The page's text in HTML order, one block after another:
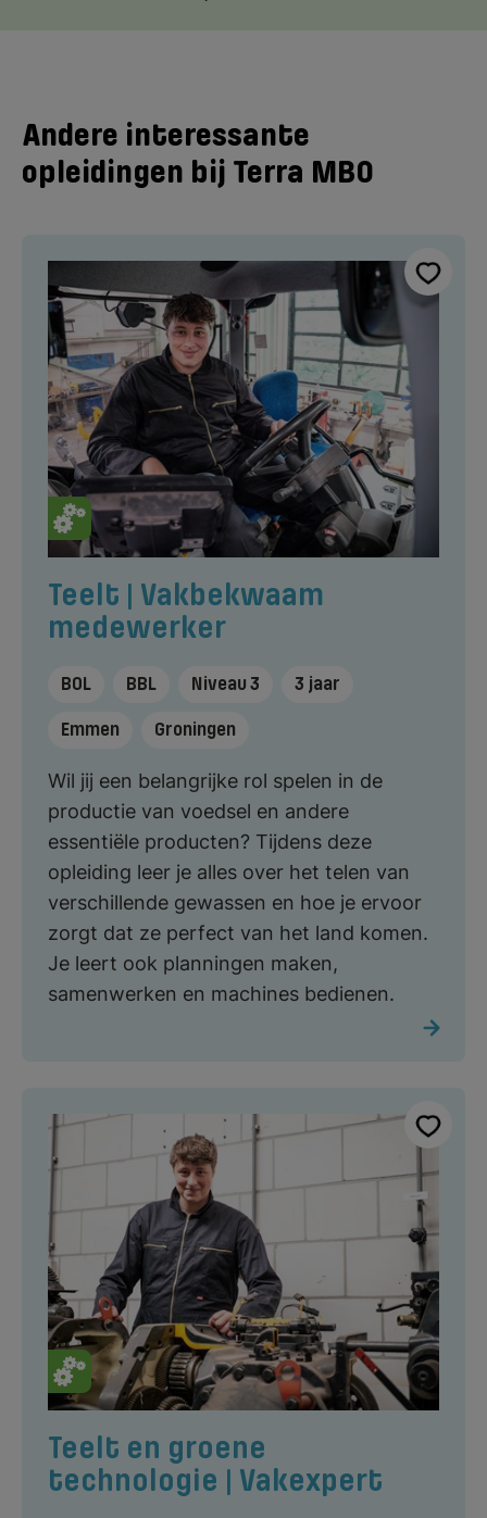
Andere interessante
opleidingen bij Terra MBO
Teelt | Vakbekwaam
medewerker
BOL BBL Niveau 3 3 jaar
Emmen Groningen
Wil jij een belangrijke rol spelen in de
productie van voedsel en andere
essentiële producten? Tijdens deze
opleiding leer je alles over het telen van
verschillende gewassen en hoe je ervoor
zorgt dat ze perfect van het land komen.
Je leert ook planningen maken,
samenwerken en machines bedienen.
Teelt en groene
technologie | Vakexpert